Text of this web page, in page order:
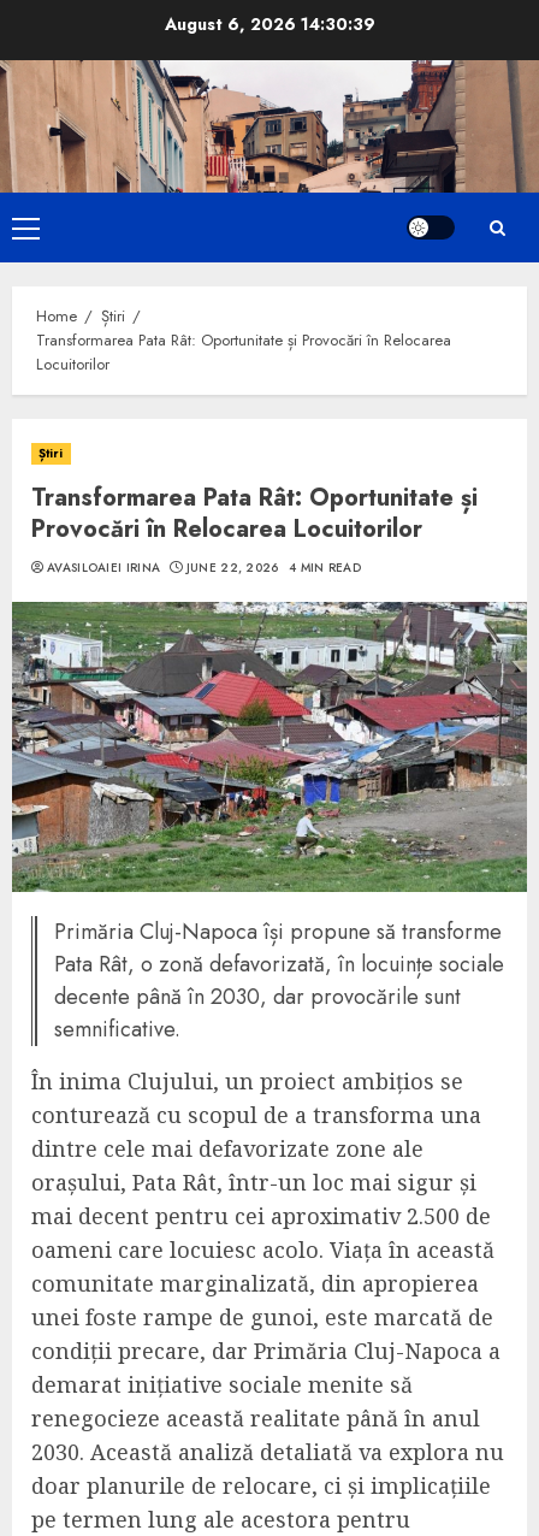
content
August 6, 2026 14:30:40
Primary
Menu
Home
Știri
Transformarea Pata Rât: Oportunitate și Provocări în Relocarea
Locuitorilor
Știri
Transformarea Pata Rât: Oportunitate și
Provocări în Relocarea Locuitorilor
AVASILOAIEI IRINA JUNE 22, 2026 4 MIN READ
Primăria Cluj-Napoca își propune să transforme
Pata Rât, o zonă defavorizată, în locuințe sociale
decente până în 2030, dar provocările sunt
semnificative.
În inima Clujului, un proiect ambițios se
conturează cu scopul de a transforma una
dintre cele mai defavorizate zone ale
orașului, Pata Rât, într-un loc mai sigur și
mai decent pentru cei aproximativ 2.500 de
oameni care locuiesc acolo. Viața în această
comunitate marginalizată, din apropierea
unei foste rampe de gunoi, este marcată de
condiții precare, dar Primăria Cluj-Napoca a
demarat inițiative sociale menite să
renegocieze această realitate până în anul
2030. Această analiză detaliată va explora nu
doar planurile de relocare, ci și implicațiile
pe termen lung ale acestora pentru